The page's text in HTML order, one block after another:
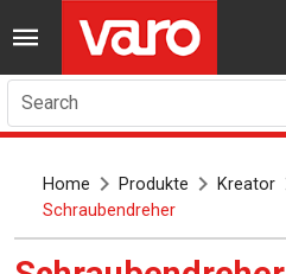
Search
Home Produkte Kreator
Schraubendreher